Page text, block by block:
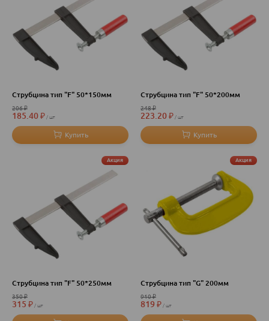
Струбцина тип "F" 50*150мм
206₽
185.40₽ шт
Струбцина тип "F" 50*200мм
248₽
223.20₽ шт
Акция
Струбцина тип "F" 50*250мм
350₽
315 ₽ шт
Акция
Струбцина тип "G" 200мм
910₽
819₽ шт